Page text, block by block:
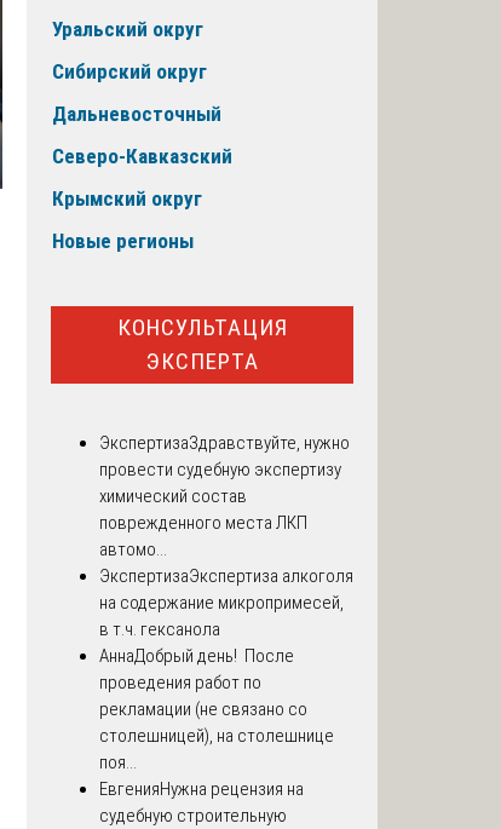
Уральский округ
Сибирский округ
Дальневосточный
Северо-Кавказский
Крымский округ
Новые регионы
КОНСУЛЬТАЦИЯ
ЭКСПЕРТА
ЭкспертизаЗдравствуйте, нужно
провести судебную экспертизу
химический состав
поврежденного места ЛКП
автомо...
ЭкспертизаЭкспертиза алкоголя
на содержание микропримесей,
в т.ч. гексанола
АннаДобрый день! После
проведения работ по
рекламации (не связано со
столешницей), на столешнице
поя...
ЕвгенияНужна рецензия на
судебную строительную